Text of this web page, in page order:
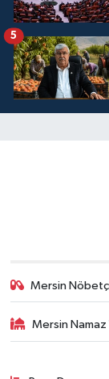
5
Mersin
Mersin